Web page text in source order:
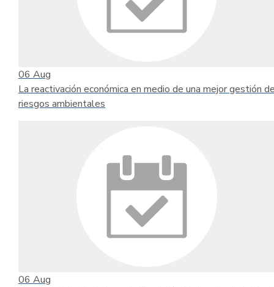
06 Aug
La reactivación económica en medio de una mejor gestión
riesgos ambientales
06 Aug